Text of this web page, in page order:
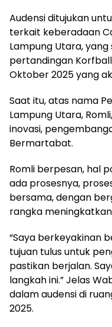
Audensi ditujukan
terkait keberadaan
Lampung Utara,
pertandingan Korfball
Oktober 2025 yang
Saat itu, atas nama
Lampung Utara,
inovasi,
Bermartabat.
Romli berpesan, hal
ada prosesnya,
bersama, dengan
rangka
“Saya berkeyakinan
tujuan tulus untuk
pastikan berjalan.
langkah ini.” Jelas
dalam audensi di
2025.